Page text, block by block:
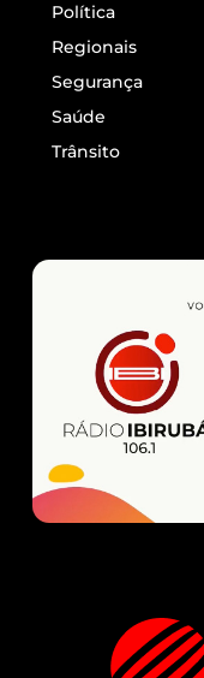
Política
Regionais
Segurança
Saúde
Trânsito